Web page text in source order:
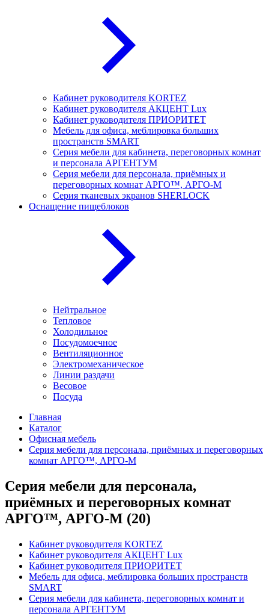
Кабинет руководителя KORTEZ
Кабинет руководителя АКЦЕНТ Lux
Кабинет руководителя ПРИОРИТЕТ
Мебель для офиса, меблировка больших
пространств SMART
Серия мебели для кабинета, переговорных комнат
и персонала АРГЕНТУМ
Серия мебели для персонала, приёмных и
переговорных комнат АРГО™, АРГО-М
Серия тканевых экранов SHERLOCK
Оснащение пищеблоков
Нейтральное
Тепловое
Холодильное
Посудомоечное
Вентиляционное
Электромеханическое
Линии раздачи
Весовое
Посуда
Главная
Каталог
Офисная мебель
Серия мебели для персонала, приёмных и переговорных
комнат АРГО™, АРГО-М
Серия мебели для персонала,
приёмных и переговорных комнат
АРГО™, АРГО-М (20)
Кабинет руководителя KORTEZ
Кабинет руководителя АКЦЕНТ Lux
Кабинет руководителя ПРИОРИТЕТ
Мебель для офиса, меблировка больших пространств
SMART
Серия мебели для кабинета, переговорных комнат и
персонала АРГЕНТУМ